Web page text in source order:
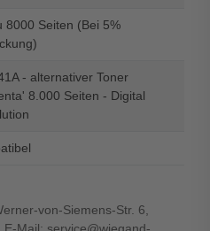
8000 Seiten (Bei 5%
- alternativer Toner
8.000 Seiten - Digital
von-Siemens-Str. 6,